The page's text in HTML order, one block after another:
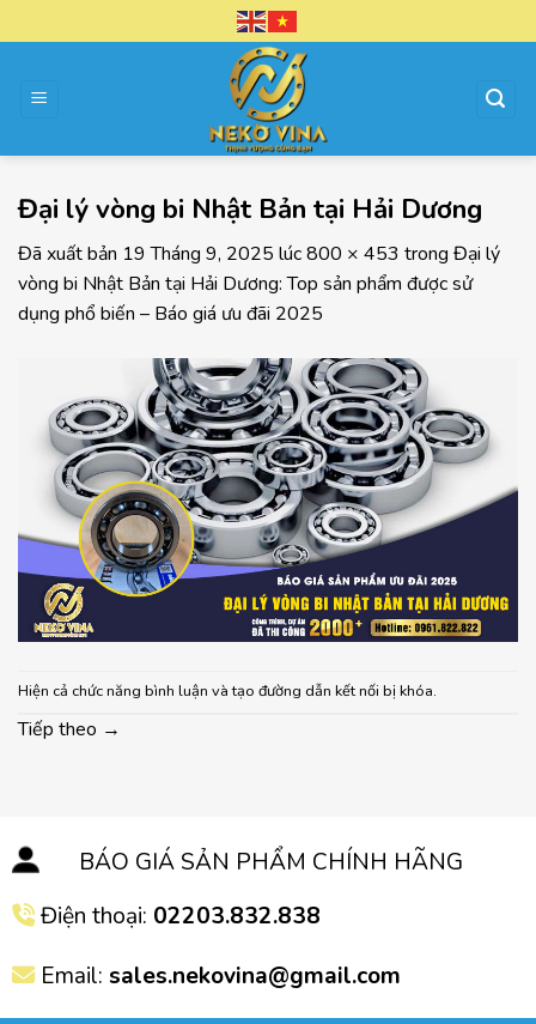
đến
dung
Đại lý vòng bi Nhật Bản tại Hải Dương
Đã xuất bản 19 Tháng 9, 2025 lúc800 × 453 trong Đại lý
vòng bi Nhật Bản tại Hải Dương: Top sản phẩm được sử
dụng phổ biến – Báo giá ưu đãi 2025
Hiện cả chức năng bình luận và tạo đường dẫn kết nối bị khóa.
Tiếp theo →
BÁO GIÁ SẢN PHẨM CHÍNH HÃNG
Điện thoại: 02203.832.838
Email: sales.nekovina@gmail.com